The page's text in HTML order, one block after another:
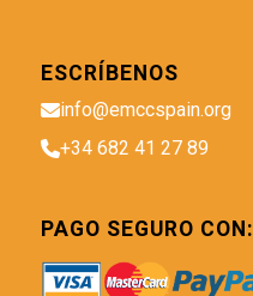
ESCRÍBENOS
info@emccspain.org
+34 682 41 27 89
PAGO SEGURO CON: